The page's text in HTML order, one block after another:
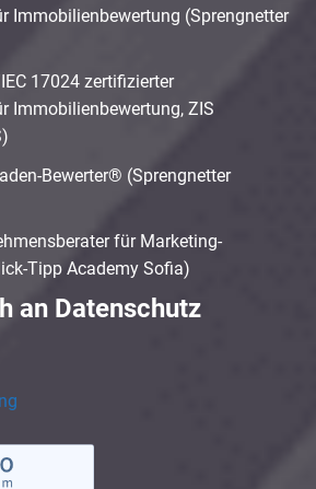
Immobilienbewertung (Sprengnetter
17024 zertifizierter
Immobilienbewertung, ZIS
Bewerter® (Sprengnetter
für Marketing-
Tipp Academy Sofia)
an Datenschutz